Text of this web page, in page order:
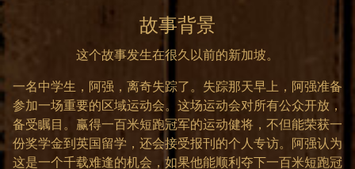
故事背景
这个故事发生在很久以前的新加坡。
一名中学生，阿强，离奇失踪了。失踪那天早上，阿强准备
参加一场重要的区域运动会。这场运动会对所有公众开放，
备受瞩目。赢得一百米短跑冠军的运动健将，不但能荣获一
份奖学金到英国留学，还会接受报刊的个人专访。阿强认为
这是一个千载难逢的机会，如果他能顺利夺下一百米短跑冠